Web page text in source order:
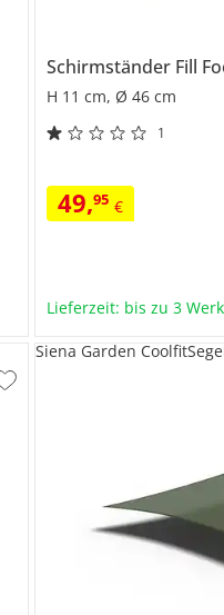
Schirmständer Fill
H 11 cm, Ø 46 cm
1
49,95 €
Lieferzeit: bis zu 3
Siena Garden